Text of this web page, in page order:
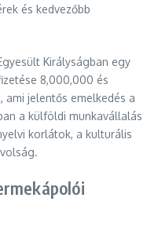
és kedvezőbb
Királyságban egy
8,000,000 és
jelentős emelkedés a
a külföldi munkavállalás
korlátok, a kulturális